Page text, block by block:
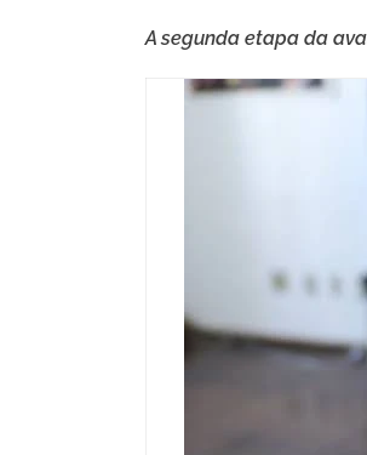
A segunda etapa da